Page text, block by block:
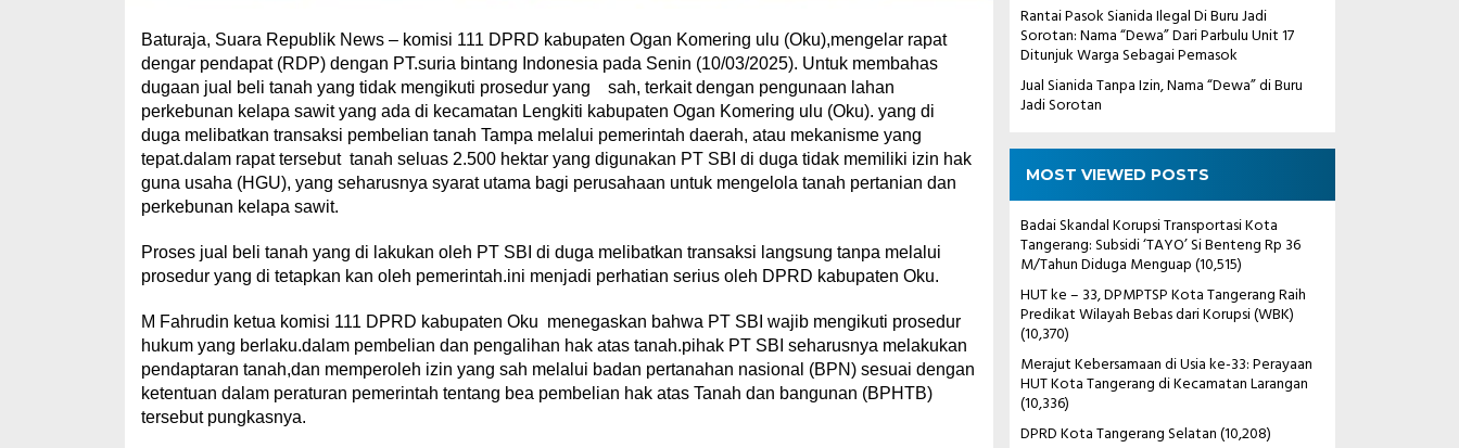
Baturaja, Suara Republik News – komisi 111 DPRD kabupaten Ogan Komering ulu (Oku),mengelar rapat
dengar pendapat (RDP) dengan PT.suria bintang Indonesia pada Senin (10/03/2025). Untuk membahas
dugaan jual beli tanah yang tidak mengikuti prosedur yang sah, terkait dengan pengunaan lahan
perkebunan kelapa sawit yang ada di kecamatan Lengkiti kabupaten Ogan Komering ulu (Oku). yang di
duga melibatkan transaksi pembelian tanah Tampa melalui pemerintah daerah, atau mekanisme yang
tepat.dalam rapat tersebut tanah seluas 2.500 hektar yang digunakan PT SBI di duga tidak memiliki izin hak
guna usaha (HGU), yang seharusnya syarat utama bagi perusahaan untuk mengelola tanah pertanian dan
perkebunan kelapa sawit.
Proses jual beli tanah yang di lakukan oleh PT SBI di duga melibatkan transaksi langsung tanpa melalui
prosedur yang di tetapkan kan oleh pemerintah.ini menjadi perhatian serius oleh DPRD kabupaten Oku.
M Fahrudin ketua komisi 111 DPRD kabupaten Oku menegaskan bahwa PT SBI wajib mengikuti prosedur
hukum yang berlaku.dalam pembelian dan pengalihan hak atas tanah.pihak PT SBI seharusnya melakukan
pendaptaran tanah,dan memperoleh izin yang sah melalui badan pertanahan nasional (BPN) sesuai dengan
ketentuan dalam peraturan pemerintah tentang bea pembelian hak atas Tanah dan bangunan (BPHTB)
tersebut pungkasnya.
Rantai Pasok Sianida Ilegal Di Buru Jadi
Sorotan: Nama “Dewa” Dari Parbulu Unit 17
Ditunjuk Warga Sebagai Pemasok
Jual Sianida Tanpa Izin, Nama “Dewa” di Buru
Jadi Sorotan
MOST VIEWED POSTS
Badai Skandal Korupsi Transportasi Kota
Tangerang: Subsidi ‘TAYO’ Si Benteng Rp 36
M/Tahun Diduga Menguap(10,515)
HUT ke – 33, DPMPTSP Kota Tangerang Raih
Predikat Wilayah Bebas dari Korupsi (WBK)
(10,370)
Merajut Kebersamaan di Usia ke-33: Perayaan
HUT Kota Tangerang di Kecamatan Larangan
(10,336)
DPRD Kota Tangerang Selatan(10,208)